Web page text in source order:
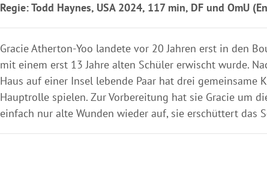
Regie: Todd Haynes, USA 2024, 117 min, DF und OmU
Gracie Atherton-Yoo landete vor 20 Jahren erst in den
mit einem erst 13 Jahre alten Schüler erwischt wurde.
Haus auf einer Insel lebende Paar hat drei
Hauptrolle spielen. Zur Vorbereitung hat sie Gracie um
einfach nur alte Wunden wieder auf, sie erschüttert